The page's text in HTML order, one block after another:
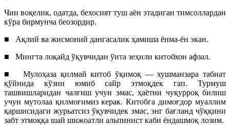
Чин воқелик, одатда, бехосият туш аён этадиган тимсоллардан
кўра бирмунча беозордир.
■ Ақлий ва жисмоний дангасалик ҳамиша ёнма-ён экан.
■ Мингта лоқайд ўқувчидан ўнта зеҳнли китобхон афзал.
■ Мулоҳаза қилмай китоб ўқимоқ — хушманзара табиат
қўйнида кўзни юмиб сайр этмоқдек гап. Турмуш
ташвишларидан чалғиш учун эмас, ҳаётни чуқурроқ билиш
учун мутолаа қилмоғимиз керак. Китобга димоғдор муаллим
қаршисидаги журьатсиз ўқувчидек эмас, энг бағланд чўққини
забт этмоққа шай шижоатли альпинист каби ёндашмоқ лозим.